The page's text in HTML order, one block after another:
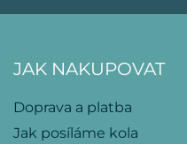
JAK NAKUPOVAT
Doprava a platba
Jak posíláme kola